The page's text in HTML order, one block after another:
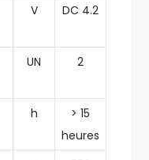
V DC 4.2
UN 2
h
> 15
heures